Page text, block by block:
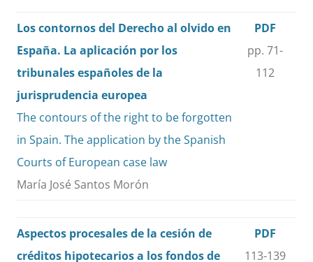
Los contornos del Derecho al olvido en
España. La aplicación por los
tribunales españoles de la
jurisprudencia europea
The contours of the right to be forgotten
in Spain. The application by the Spanish
Courts of European case law
María José Santos Morón
PDF
pp. 71-
112
Aspectos procesales de la cesión de
créditos hipotecarios a los fondos de
PDF
113-139